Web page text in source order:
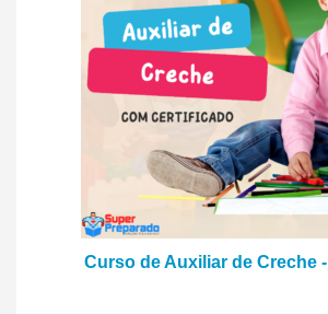
Curso de Auxiliar de Creche